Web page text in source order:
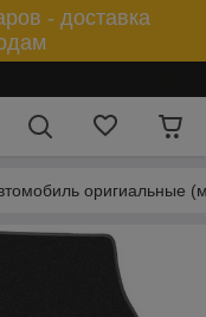
- доставка
оригиальные